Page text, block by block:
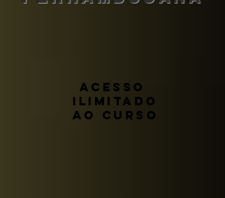
ACESSO
ilimitado
AO CURSO